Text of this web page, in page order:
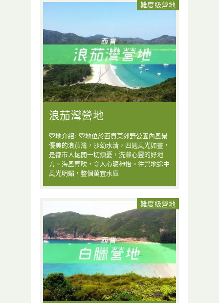
難度級營地
浪茄灣營地
營地介紹: 營地位於西貢東郊野公園內風景
優美的浪茄灣，沙幼水清，四週風光如畫，
是都市人拋開一切煩憂，洗滌心靈的好地
方。海風輕吹，令人心曠神怡。往營地途中
風光明媚，整個萬宜水庫
難度級營地